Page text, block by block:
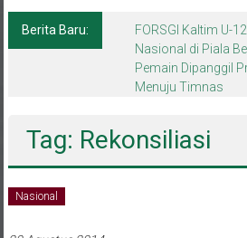
Berita Baru:
Menempa Generasi
di Bumi
melalui CAI ke-47